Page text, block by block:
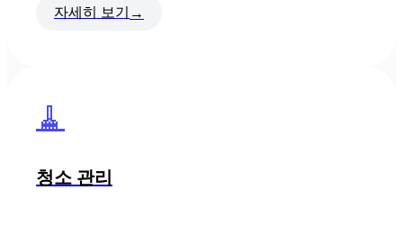
자세히 보기 →
🧹
청소 관리